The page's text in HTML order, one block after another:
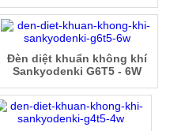
Đèn diệt khuẩn không khí
Sankyodenki G6T5 - 6W